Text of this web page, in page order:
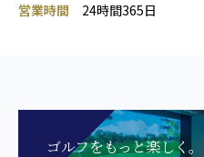
営業時間
24時間365日
ゴルフをもっと楽しく。